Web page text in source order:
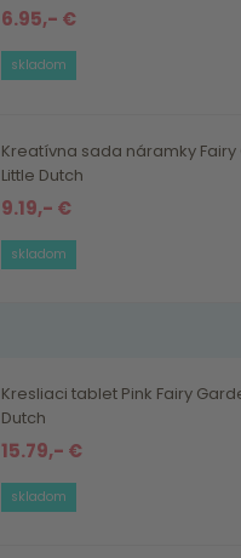
6.95,- €
skladom
Kreatívna sada náramky Fairy
Little Dutch
9.19,- €
skladom
Kresliaci tablet Pink Fairy
Dutch
15.79,- €
skladom